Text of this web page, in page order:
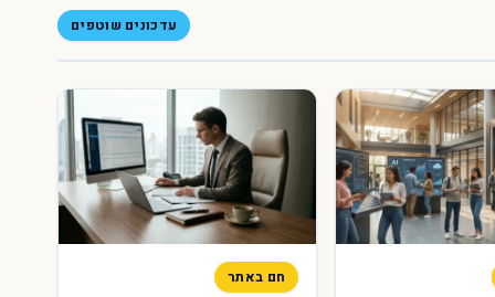
עדכונים שוטפים
חם באתר